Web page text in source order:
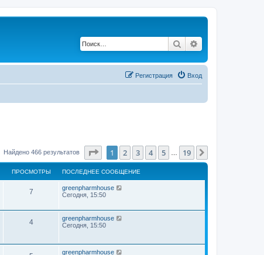
Поиск
Вход
Регистрация
Найдено 466 результатов Страница1 из 19
1 2 3 4 5 19
ПРОСМОТРЫ ПОСЛЕДНЕЕ СООБЩЕНИЕ
7
greenpharmhouse
Сегодня, 15:50
4
greenpharmhouse
Сегодня, 15:50
greenpharmhouse